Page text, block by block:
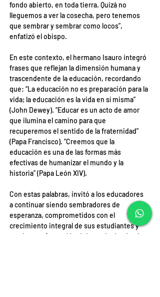
fondo abierto, en toda tierra. Quizá no
lleguemos a ver la cosecha, pero tenemos
que sembrar y sembrar como locos”,
enfatizó el obispo.
En este contexto, el hermano Isauro integró
frases que reflejan la dimensión humana y
trascendente de la educación, recordando
que: “La educación no es preparación para la
vida; la educación es la vida en sí misma”
(John Dewey). “Educar es un acto de amor
que ilumina el camino para que
recuperemos el sentido de la fraternidad”
(Papa Francisco). “Creemos que la
educación es una de las formas más
efectivas de humanizar el mundo y la
historia” (Papa León XIV).
Con estas palabras, invitó a los educadores
a continuar siendo sembradores de
esperanza, comprometidos con el
crecimiento integral de sus estudiantes y
con la transformación del mundo desde el